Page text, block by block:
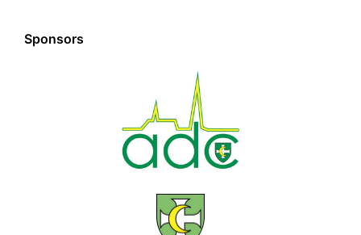
Sponsors